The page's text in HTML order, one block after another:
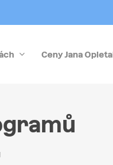
Ceny Jana